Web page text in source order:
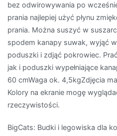
bez odwirowywania po
prania najlepiej użyć płynu
prania. Można suszyć w
spodem kanapy suwak, wyjąć
poduszki i zdjąć pokrowiec.
jak i poduszki wypełniające
60 cmWaga ok. 4,5kgZdjęcia
Kolory na ekranie mogę
rzeczywistości.
BigCats: Budki i legowiska dla